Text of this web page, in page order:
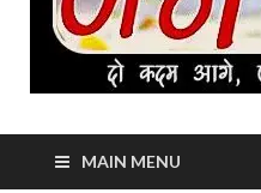
MAIN MENU